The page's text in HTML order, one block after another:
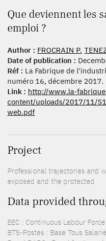
Que deviennent les
emploi ?
Author : FROCRAIN P.
Date of publication :
Réf : La Fabrique de
numéro 16, décembre 2017.
Link : http://www.la-
content/uploads/2017/11/
web.pdf
Project
Professional trajectories and
exposed and the protected
Data provided
EEC : Continuous Labour
BTS-Postes : Base Tous